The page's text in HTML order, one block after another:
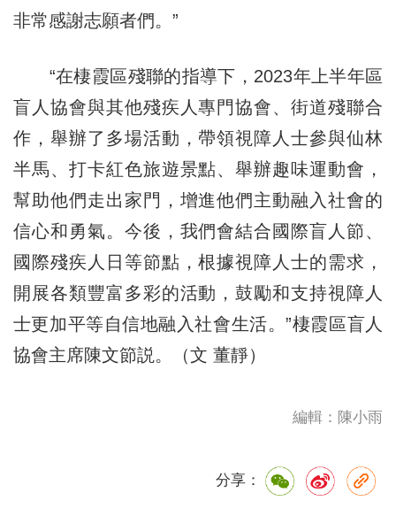
非常感謝志願者們。”
“在棲霞區殘聯的指導下，2023年上半年區
盲人協會與其他殘疾人專門協會、街道殘聯合
作，舉辦了多場活動，帶領視障人士參與仙林
半馬、打卡紅色旅遊景點、舉辦趣味運動會，
幫助他們走出家門，增進他們主動融入社會的
信心和勇氣。今後，我們會結合國際盲人節、
國際殘疾人日等節點，根據視障人士的需求，
開展各類豐富多彩的活動，鼓勵和支持視障人
士更加平等自信地融入社會生活。”棲霞區盲人
協會主席陳文節説。（文 董靜）
編輯：陳小雨
分享：